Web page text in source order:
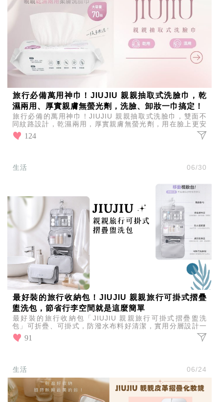
旅行必備萬用神巾！JIUJIU 親親抽取式洗臉巾，乾
濕兩用、厚實親膚無螢光劑，洗臉、卸妝一巾搞定！
旅行必備的萬用神巾！JIUJIU 親親抽取式洗臉巾，雙面不
同紋路設計，乾濕兩用，厚實親膚無螢光劑，用在臉上更安
心，大尺寸設計擦起來很順手，洗臉、卸妝一巾搞定！
124
生活 06/30
最好裝的旅行收納包！JIUJIU 親親旅行可掛式摺疊
盥洗包，節省行李空間就是這麼簡單
最好裝的旅行收納包「JIUJIU 親親旅行可掛式摺疊盥洗
包」可折疊、可掛式，防潑水布料好清潔，實用分層設計一
目了然，保養品、化妝品全部收進去，收拾行李變得超簡單
91
生活 06/24